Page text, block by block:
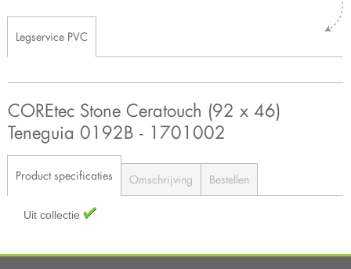
Legservice PVC
COREtec Stone Ceratouch (92 x 46)
Teneguia 0192B - 1701002
Product specificaties Omschrijving Bestellen
Uit collectie